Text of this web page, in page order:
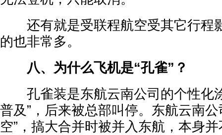
还有就是受联程航空受其它行程
的也非常多。
八、为什么飞机是“孔雀”？
孔雀装是东航云南公司的个性化
普及”，后来被总部叫停。东航云南
空”，搞大合并时被并入东航，本身